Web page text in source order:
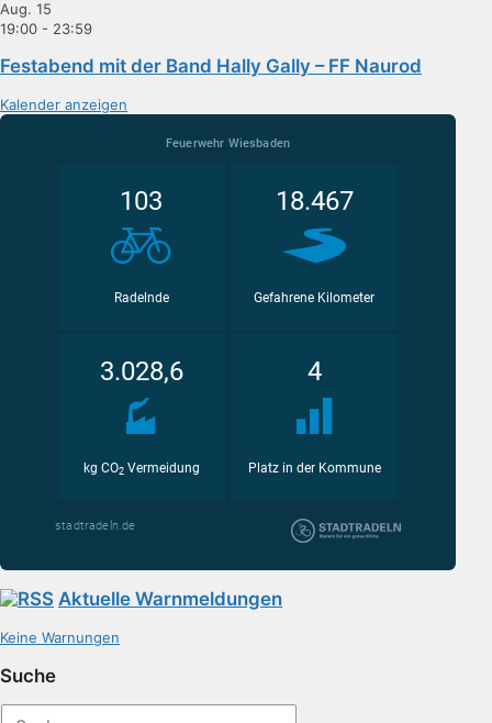
Aug. 15
19:00 - 23:59
Festabend mit der Band Hally Gally – FF Naurod
Kalender anzeigen
Aktuelle Warnmeldungen
Keine Warnungen
Suche